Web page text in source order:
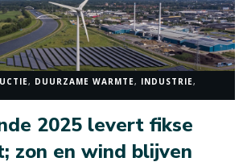
, DUURZAME WARMTE, INDUSTRIE,
2025 levert fikse
zon en wind blijven